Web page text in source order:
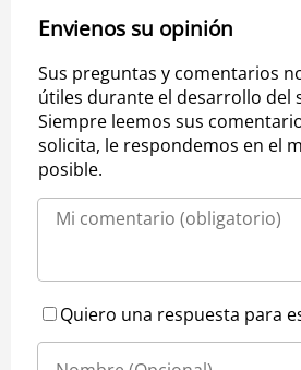
Envienos su opinión
Sus preguntas y comentarios
útiles durante el desarrollo del
Siempre leemos sus
solicita, le respondemos en el
posible.
Quiero una respuesta para